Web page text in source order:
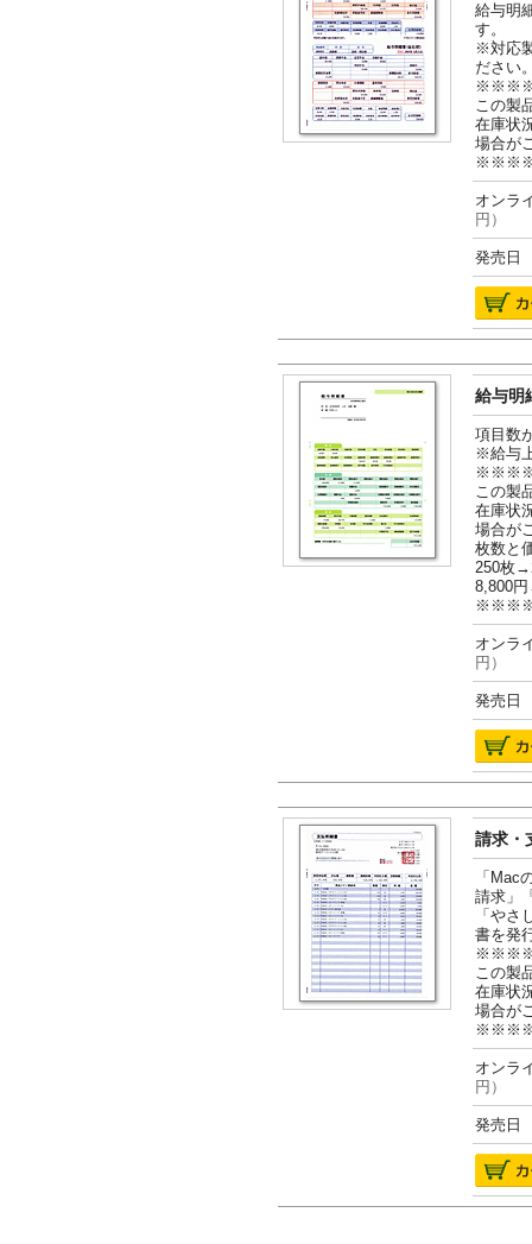
給与明
す。
※対応
ださい
この製
在庫状
場合が
オン
円）
発売日
給与明
項目数
※給与
この製
在庫状
場合が
枚数と
250枚
8,800
オン
円）
発売日
請求・
「Mac
請求」
「や
書を発
この製
在庫状
場合が
オン
円）
発売日